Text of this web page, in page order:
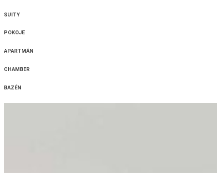
SUITY
POKOJE
APARTMÁN
CHAMBER
BAZÉN